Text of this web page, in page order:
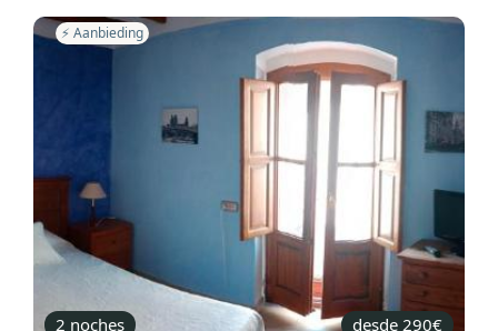
2 noches desde 290€
⚡️ Aanbieding